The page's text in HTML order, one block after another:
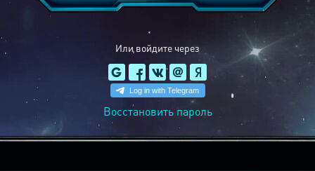
Или войдите через
Восстановить пароль